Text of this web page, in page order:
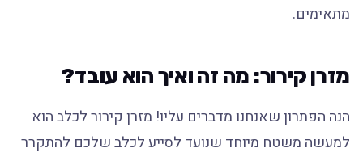
מתאימים.
מזרן קירור: מה זה ואיך הוא עובד?
הנה הפתרון שאנחנו מדברים עליו! מזרן קירור לכלב הוא
למעשה משטח מיוחד שנועד לסייע לכלב שלכם להתקרר